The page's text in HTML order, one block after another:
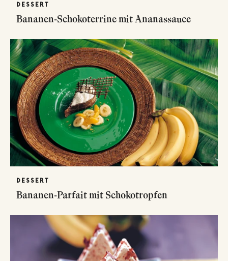
DESSERT
Bananen-Schokoterrine mit Ananassauce
DESSERT
Bananen-Parfait mit Schokotropfen